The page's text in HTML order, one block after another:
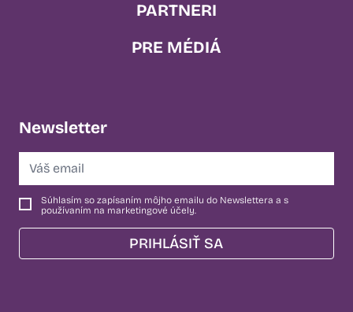
Newsletter
Súhlasím so zapísaním môjho emailu do Newslettera a s
používaním na marketingové účely.
PRIHLÁSIŤ SA
PARTNERI
PRE MÉDIÁ